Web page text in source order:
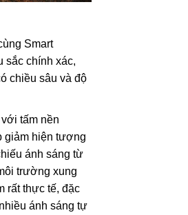
Smart
sắc chính xác,
chiều sâu và độ
với tấm nền
giảm hiện tượng
ánh sáng từ
trường xung
rất thực tế, đặc
ánh sáng tự